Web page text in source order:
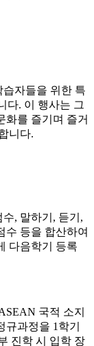
자들을 위한 특
다. 이 행사는 그
화를 즐기며 즐거
니다.
, 말하기, 듣기,
수 등을 합산하여
다음학기 등록
국적 소지
과정을 1학기
진학 시 입학 장